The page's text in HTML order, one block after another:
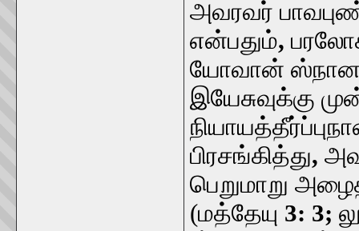
அவரவர்
என்பதும்,
யோவான்
இயேசுவுக்கு
பிரசங்கித்து,
பெறுமாறு
(மத்தேயு 3: 3;